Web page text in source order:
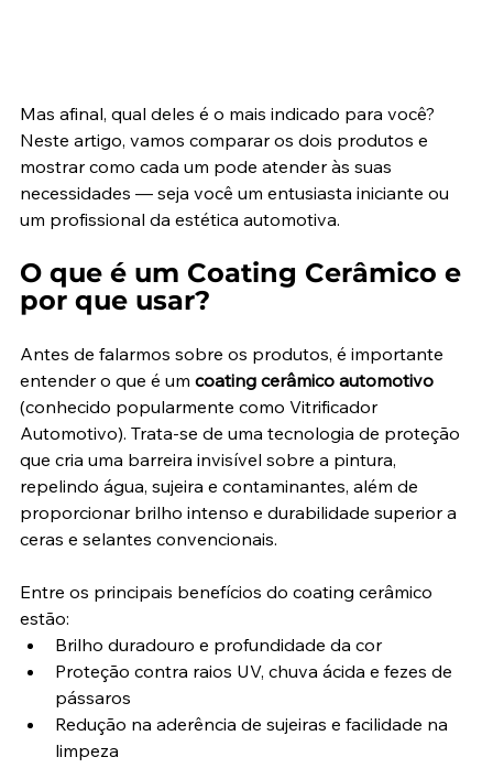
Mas afinal, qual deles é o mais indicado para você?
Neste artigo, vamos comparar os dois produtos e
mostrar como cada um pode atender às suas
necessidades — seja você um entusiasta iniciante ou
um profissional da estética automotiva.
O que é um Coating Cerâmico e
por que usar?
Antes de falarmos sobre os produtos, é importante
entender o que é um coating cerâmico automotivo
(conhecido popularmente como Vitrificador
Automotivo). Trata-se de uma tecnologia de proteção
que cria uma barreira invisível sobre a pintura,
repelindo água, sujeira e contaminantes, além de
proporcionar brilho intenso e durabilidade superior a
ceras e selantes convencionais.
Entre os principais benefícios do coating cerâmico
estão:
Brilho duradouro e profundidade da cor
Proteção contra raios UV, chuva ácida e fezes de
pássaros
Redução na aderência de sujeiras e facilidade na
limpeza